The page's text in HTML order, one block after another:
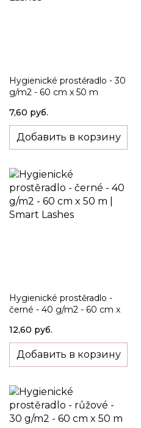
Hygienické prostěradlo - 30
g/m2 - 60 cm x 50 m
7,60 руб.
Добавить в корзину
Hygienické prostěradlo -
černé - 40 g/m2 - 60 cm x
12,60 руб.
Добавить в корзину